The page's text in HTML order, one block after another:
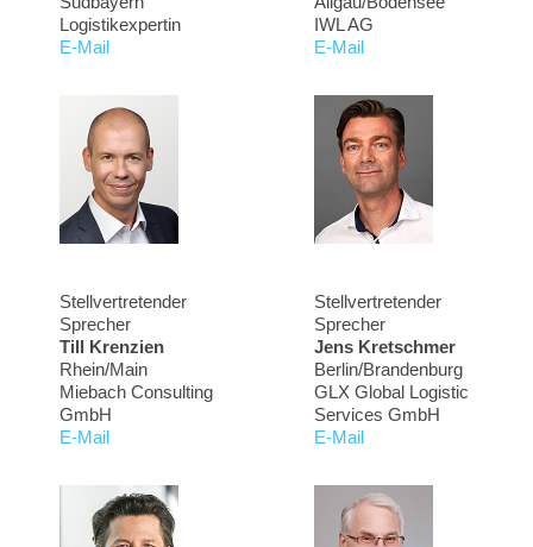
Logistikexpertin
E-Mail
IWL AG
E-Mail
Stellvertretender
Sprecher
Till Krenzien
Rhein/Main
Miebach Consulting
GmbH
E-Mail
Stellvertretender
Sprecher
Jens Kretschmer
Berlin/Brandenburg
GLX Global Logistic
Services GmbH
E-Mail